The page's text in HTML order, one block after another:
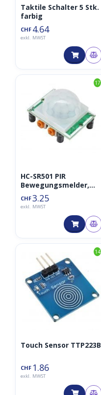
Taktile Schalter 5 Stk.
farbig
CHF 4.64
exkl. MWST
17
HC-SR501 PIR
Bewegungsmelder,
Bewegungssensor mit
Jumper
CHF3.25
exkl. MWST
14
Touch Sensor TTP223B
CHF 1.86
exkl. MWST